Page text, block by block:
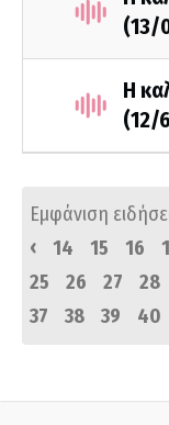
(13/
Η
(12/
Εμφάνιση
‹
14 15 16
25
26 27 28
37
38 39 40